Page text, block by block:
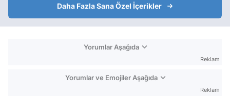
Daha Fazla Sana Özel İçerikler
Yorumlar Aşağıda
Reklam
Yorumlar ve Emojiler Aşağıda
Reklam